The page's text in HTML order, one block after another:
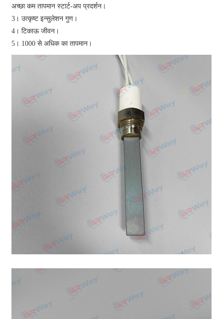
अच्छा कम तापमान स्टार्ट-अप प्रदर्शन।
3। उत्कृष्ट इन्सुलेशन गुण।
4। टिकाऊ जीवन।
5। 1000 से अधिक का तापमान।